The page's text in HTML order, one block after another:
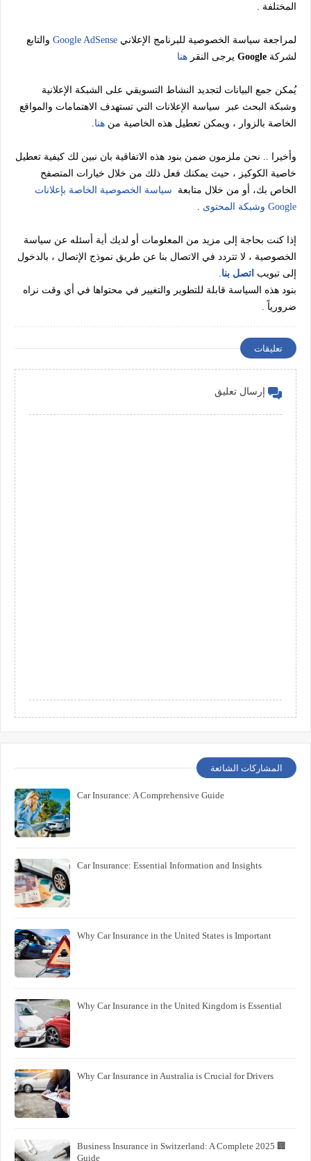
المختلفة .
لمراجعة سياسة الخصوصية للبرنامج الإعلاني Google AdSense والتابع
لشركة Google يرجى النقر هنا
يُمكن جمع البيانات لتجديد النشاط التسويقي على الشبكة الإعلانية
وشبكة البحث عبر سياسة الإعلانات التي تستهدف الاهتمامات والمواقع
الخاصة بالزوار ، ويمكن تعطيل هذه الخاصية من هنا
وأخيرا .. نحن ملزمون ضمن بنود هذه الاتفاقية بان نبين لك كيفية تعطيل
خاصية الكوكيز ، حيث يمكنك فعل ذلك من خلال خيارات المتصفح
الخاص بك، أو من خلال متابعة سياسة الخصوصية الخاصة بإعلانات
Google وشبكة المحتوى
إذا كنت بحاجة إلى مزيد من المعلومات أو لديك أية أسئله عن سياسة
الخصوصية ، لا تتردد في الاتصال بنا عن طريق نموذج الإتصال ، بالدخول
إلى تبويب اتصل بنا
بنود هذه السياسة قابلة للتطوير والتغيير في محتواها في أي وقت نراه
ضرورياً .
تعليقات
إرسال تعليق
المشاركات الشائعة
Car Insurance: A Comprehensive Guide
Car Insurance: Essential Information and Insights
Why Car Insurance in the United States is Important
Why Car Insurance in the United Kingdom is Essential
Why Car Insurance in Australia is Crucial for Drivers
🏢 Business Insurance in Switzerland: A Complete 2025
Guide